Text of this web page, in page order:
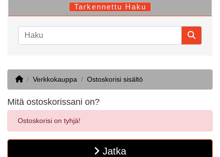
Tarkennettu Haku
HomeVerkkokauppa Ostoskorisi sisältö
Mitä ostoskorissani on?
Ostoskorisi on tyhjä!
Jatka